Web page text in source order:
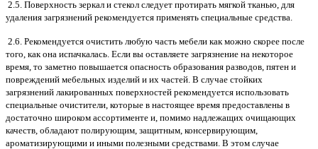
2.5. Поверхность зеркал и стекол следует протирать мягкой тканью, для
удаления загрязнений рекомендуется применять специальные средства.
2.6. Рекомендуется очистить любую часть мебели как можно скорее после
того, как она испачкалась. Если вы оставляете загрязнение на некоторое
время, то заметно повышается опасность образования разводов, пятен и
повреждений мебельных изделий и их частей. В случае стойких
загрязнений лакированных поверхностей рекомендуется использовать
специальные очистители, которые в настоящее время предоставлены в
достаточно широком ассортименте и, помимо надлежащих очищающих
качеств, обладают полирующим, защитным, консервирующим,
ароматизирующими и иными полезными средствами. В этом случае